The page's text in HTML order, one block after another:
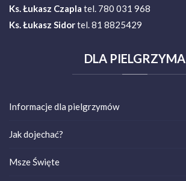
Ks.Łukasz Czapla tel. 780 031 968
Ks. Łukasz Sidortel. 81 8825429
DLA PIELGRZYMA
Informacje dla pielgrzymów
Jak dojechać?
Msze Święte